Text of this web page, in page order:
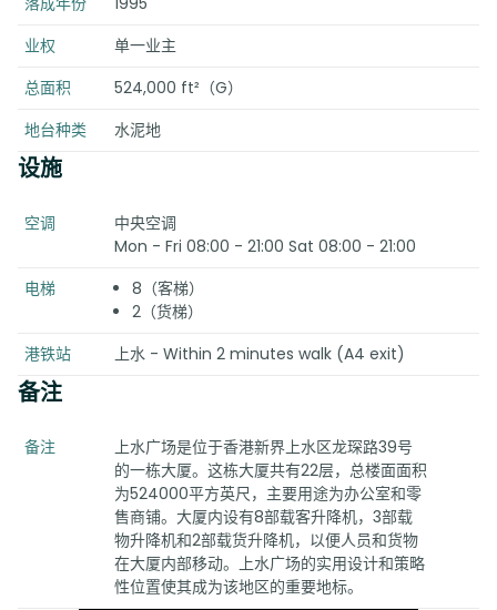
业权
单一业主
总面积
524,000 ft²（G）
地台种类
水泥地
设施
空调
中央空调
Mon - Fri 08:00 - 21:00 Sat 08:00 - 21:00
电梯
8（客梯）
2（货梯）
港铁站
上水 - Within 2 minutes walk (A4 exit)
备注
备注
上水广场是位于香港新界上水区龙琛路39号
的一栋大厦。这栋大厦共有22层，总楼面面积
为524000平方英尺，主要用途为办公室和零
售商铺。大厦内设有8部载客升降机，3部载
物升降机和2部载货升降机，以便人员和货物
在大厦内部移动。上水广场的实用设计和策略
性位置使其成为该地区的重要地标。